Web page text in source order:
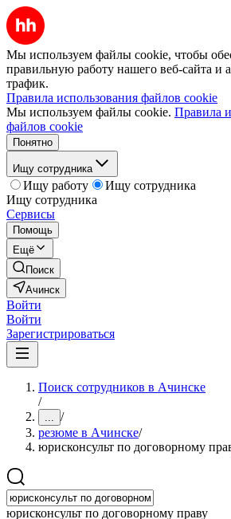
Мы используем файлы cookie, чтобы
правильную работу нашего веб-сайта и
трафик.
Правила использования файлов cookie
Мы используем файлы cookie. Правила
файлов cookie
Понятно
Ищу сотрудника
Ищу работу
Ищу сотрудника
Ищу сотрудника
Сервисы
Помощь
Ещё
Поиск
Ачинск
Войти
Войти
Зарегистрироваться
Поиск сотрудников в Ачинске
/
... /
резюме в Ачинске/
юрисконсульт по договорному
юрисконсульт по договорному праву